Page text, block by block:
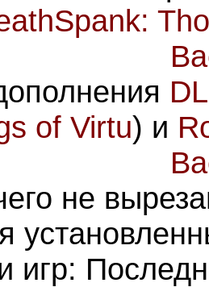
of Virtu) и
не
игр: